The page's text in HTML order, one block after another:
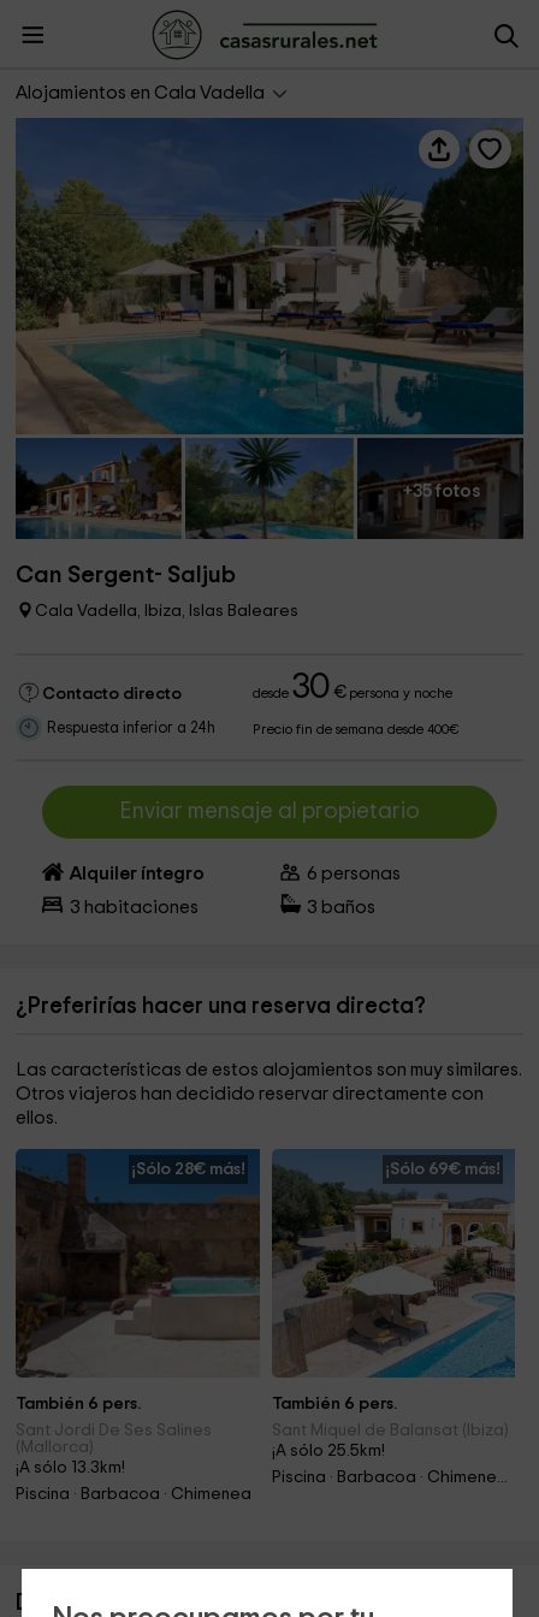
Alojamientos en Cala Vadella
Can Sergent- Saljub
+35 fotos
Can Sergent- Saljub
Cala Vadella, Ibiza, Islas Baleares
Contacto directo desde30 €persona y noche
Respuesta inferior a 24h Precio fin de semana desde 400€
Enviar mensaje al propietario
Alquiler íntegro 6 personas
3 habitaciones 3 baños
¿Preferirías hacer una reserva directa?
Las características de estos alojamientos son muy similares.
Otros viajeros han decidido reservar directamente con
ellos.
¡Sólo 28€ más!
También 6 pers.
Sant Jordi De Ses Salines
(Mallorca)
¡A sólo 13.3km!
Piscina · Barbacoa · Chimenea
¡Sólo 69€ más!
También 6 pers.
Sant Miquel de Balansat (Ibiza)
¡A sólo 25.5km!
Piscina · Barbacoa · Chimenea · Jacuzzi
Descripción de Can Sergent- Saljub